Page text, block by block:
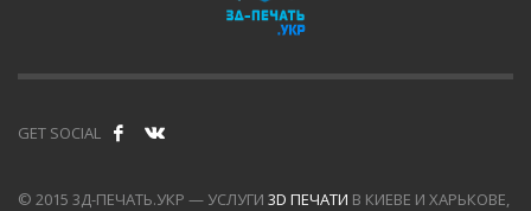
GET SOCIAL
© 2015 3Д-ПЕЧАТЬ.УКР — УСЛУГИ 3D ПЕЧАТИ В КИЕВЕ И ХАРЬКОВЕ,